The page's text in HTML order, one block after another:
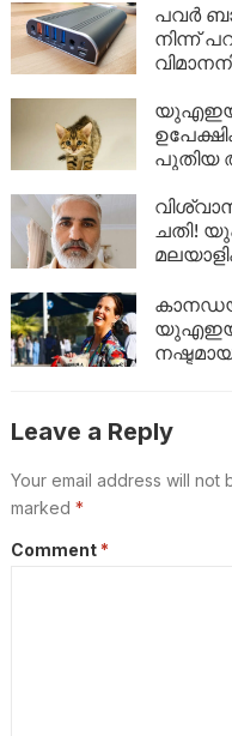
പവർ
നിന്ന്
പുതിയ
ചതി!
Leave a Reply
Your email address will not
marked *
Comment *